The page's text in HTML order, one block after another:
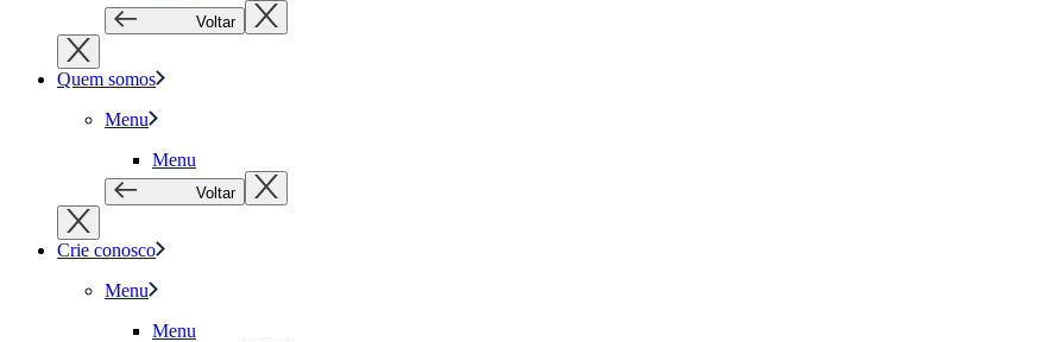
Voltar
Quem somos
Menu
Menu
Voltar
Crie conosco
Menu
Menu